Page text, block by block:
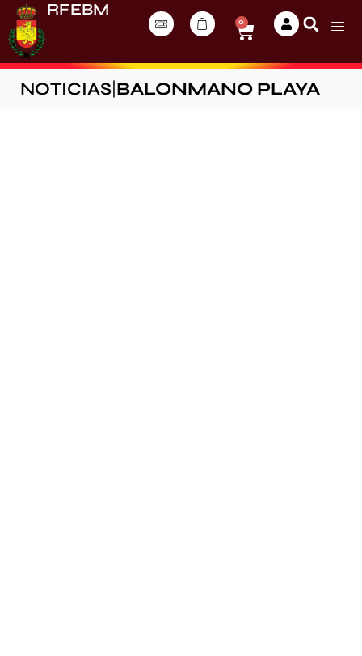
RFEBM
0
NOTICIAS BALONMANO PLAYA